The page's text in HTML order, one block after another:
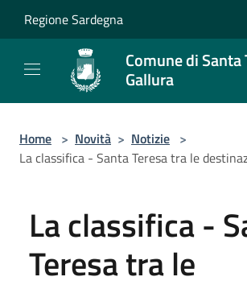
Regione Sardegna
Comune di Santa
Gallura
Home > Novità > Notizie >
La classifica - Santa Teresa tra le
La classifica -
Teresa tra le